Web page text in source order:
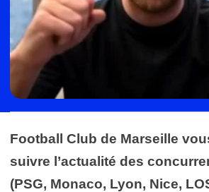
Football Club de Marseille
suivre l’actualité des
(PSG, Monaco, Lyon, Nice,